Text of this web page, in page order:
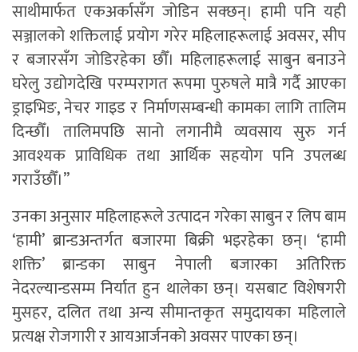
साथीमार्फत एकअर्कासँग जोडिन सक्छन्। हामी पनि यही
सञ्जालको शक्तिलाई प्रयोग गरेर महिलाहरूलाई अवसर, सीप
र बजारसँग जोडिरहेका छौँ। महिलाहरूलाई साबुन बनाउने
घरेलु उद्योगदेखि परम्परागत रूपमा पुरुषले मात्रै गर्दै आएका
ड्राइभिङ, नेचर गाइड र निर्माणसम्बन्धी कामका लागि तालिम
दिन्छौँ। तालिमपछि सानो लगानीमै व्यवसाय सुरु गर्न
आवश्यक प्राविधिक तथा आर्थिक सहयोग पनि उपलब्ध
गराउँछौँ।”
उनका अनुसार महिलाहरूले उत्पादन गरेका साबुन र लिप बाम
‘हामी’ ब्रान्डअन्तर्गत बजारमा बिक्री भइरहेका छन्। ‘हामी
शक्ति’ ब्रान्डका साबुन नेपाली बजारका अतिरिक्त
नेदरल्यान्डसम्म निर्यात हुन थालेका छन्। यसबाट विशेषगरी
मुसहर, दलित तथा अन्य सीमान्तकृत समुदायका महिलाले
प्रत्यक्ष रोजगारी र आयआर्जनको अवसर पाएका छन्।